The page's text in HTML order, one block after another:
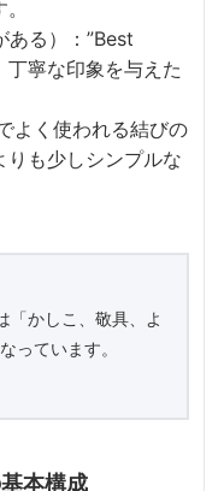
る）：”Best
寧な印象を与えた
よく使われる結びの
も少しシンプルな
「かしこ、敬具、よ
っています。
本構成